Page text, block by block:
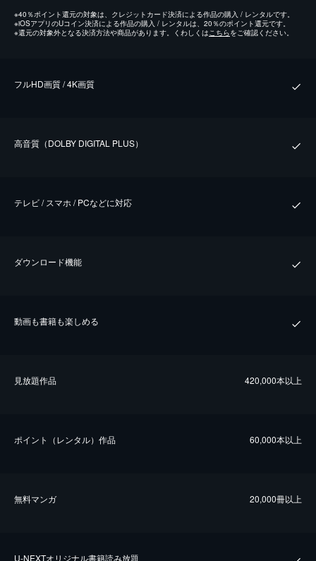
※40％ポイント還元の対象は、クレジットカード決済による作品の購入 / レンタルです。
※iOSアプリのUコイン決済による作品の購入 / レンタルは、20％のポイント還元です。
※還元の対象外となる決済方法や商品があります。くわしくはこちらをご確認ください。
フルHD画質 / 4K画質
⾼⾳質（DOLBY DIGITAL PLUS）
テレビ / スマホ / PCなどに対応
ダウンロード機能
動画も書籍も楽しめる
⾒放題作品 420,000本以上
ポイント（レンタル）作品 60,000本以上
無料マンガ 20,000冊以上
U-NEXTオリジナル書籍読み放題